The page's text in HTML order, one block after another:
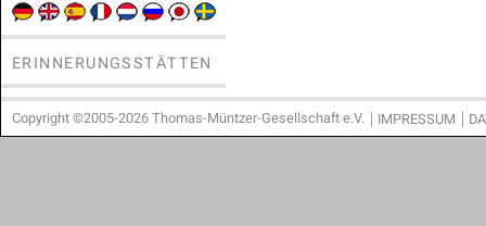
ERINNERUNGSSTÄTTEN
Copyright ©2005-2026 Thomas-Müntzer-Gesellschaft e.V. IMPRESSUM